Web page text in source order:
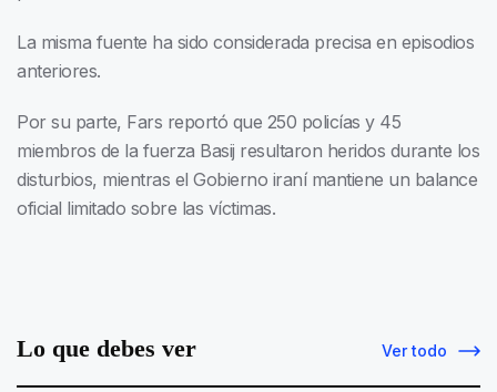
La misma fuente ha sido considerada precisa en episodios
anteriores.
Por su parte, Fars reportó que 250 policías y 45
miembros de la fuerza Basij resultaron heridos durante los
disturbios, mientras el Gobierno iraní mantiene un balance
oficial limitado sobre las víctimas.
Lo que debes ver Ver todo